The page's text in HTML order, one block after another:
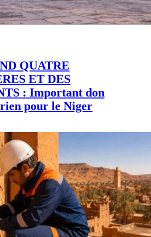
QUATRE
ET DES
: Important don
pour le Niger